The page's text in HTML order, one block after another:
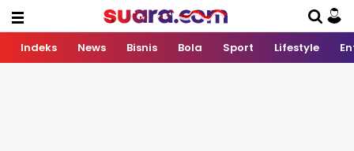
Indeks News Bisnis Bola Sport Lifestyle